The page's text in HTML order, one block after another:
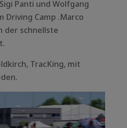
Panti und Wolfgang
Driving Camp .Marco
der schnellste
TracKing, mit